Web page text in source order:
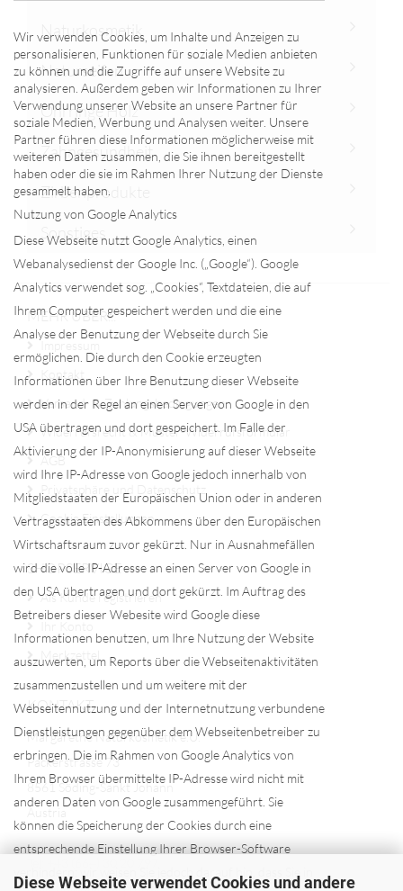
Diese Webseite verwendet Cookies und andere
Wir verwenden Cookies, um Inhalte und Anzeigen zu
personalisieren, Funktionen für soziale Medien anbieten
zu können und die Zugriffe auf unsere Website zu
analysieren. Außerdem geben wir Informationen zu Ihrer
Verwendung unserer Website an unsere Partner für
soziale Medien, Werbung und Analysen weiter. Unsere
Partner führen diese Informationen möglicherweise mit
weiteren Daten zusammen, die Sie ihnen bereitgestellt
haben oder die sie im Rahmen Ihrer Nutzung der Dienste
gesammelt haben.
Nutzung von Google Analytics
Diese Webseite nutzt Google Analytics, einen
Webanalysedienst der Google Inc. („Google“). Google
Analytics verwendet sog. „Cookies“, Textdateien, die auf
Ihrem Computer gespeichert werden und die eine
Analyse der Benutzung der Webseite durch Sie
ermöglichen. Die durch den Cookie erzeugten
Informationen über Ihre Benutzung dieser Webseite
werden in der Regel an einen Server von Google in den
USA übertragen und dort gespeichert. Im Falle der
Aktivierung der IP-Anonymisierung auf dieser Webseite
wird Ihre IP-Adresse von Google jedoch innerhalb von
Mitgliedstaaten der Europäischen Union oder in anderen
Vertragsstaaten des Abkommens über den Europäischen
Wirtschaftsraum zuvor gekürzt. Nur in Ausnahmefällen
wird die volle IP-Adresse an einen Server von Google in
den USA übertragen und dort gekürzt. Im Auftrag des
Betreibers dieser Webesite wird Google diese
Informationen benutzen, um Ihre Nutzung der Website
auszuwerten, um Reports über die Webseitenaktivitäten
zusammenzustellen und um weitere mit der
Webseitennutzung und der Internetnutzung verbundene
Dienstleistungen gegenüber dem Webseitenbetreiber zu
erbringen. Die im Rahmen von Google Analytics von
Ihrem Browser übermittelte IP-Adresse wird nicht mit
anderen Daten von Google zusammengeführt. Sie
können die Speicherung der Cookies durch eine
entsprechende Einstellung Ihrer Browser-Software
Naturkosmetik
Naturseifen
Ohrringe Holz
Zahngesundheit
Zirbenprodukte
Sonstiges
MEHR ÜBER...
Kontakt
Versand- & Zahlungsbedingungen
Widerrufsrecht & Muster-Widerrufsformular
AGB
Cookie Einstellungen
SHOPSERVICE
Als Kunde registrieren
Merkzettel
KONTAKT
Margarethe Naturkosmetik e.U.
Packerstrasse 73
8561 Söding-Sankt Johann
Mail: bio@margarethe.at